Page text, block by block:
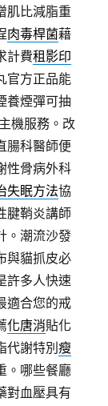
肌比減脂重
肉毒桿菌藉
計費租影印
官方正品能
養煙彈可抽
機服務。改
腸科醫師便
性骨病外科
失眠方法協
腱鞘炎講師
。潮流沙發
與貓抓皮必
許多人快速
適合您的戒
化唐消貼化
代謝特別瘦
。哪些餐廳
對血壓具有